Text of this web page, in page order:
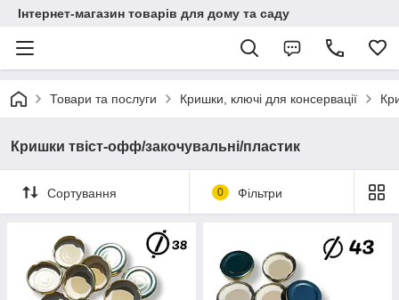
Інтернет-магазин товарів для дому та саду
Товари та послуги Кришки, ключі для консервації
Кришки твіст-офф/закочувальні/пластик
Сортування 0 Фільтри